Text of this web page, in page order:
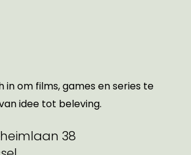
in om films, games en series te
idee tot beleving.
38